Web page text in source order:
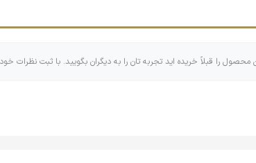
که اندازه‌های کوچک و بزرگ و گاهی مربع و
تشکیل شده است! با وجود اینکه جاکلیدی ها
محصول را قبلاً خریده اید تجربه تان را به دیگران بگویید. با ثبت نظرات